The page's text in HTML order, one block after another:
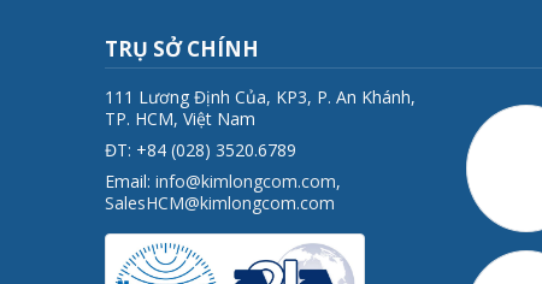
TRỤ SỞ CHÍNH
111 Lương Định Của, KP3, P. An Khánh,
TP. HCM, Việt Nam
ĐT: +84 (028) 3520.6789
Email: info@kimlongcom.com,
SalesHCM@kimlongcom.com